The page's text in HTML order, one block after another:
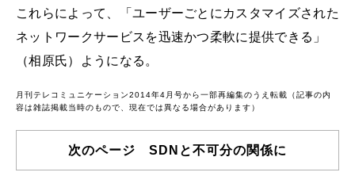
これらによって、「ユーザーごとにカスタマイズされた
ネットワークサービスを迅速かつ柔軟に提供できる」
（相原氏）ようになる。
月刊テレコミュニケーション2014年4月号から一部再編集のうえ転載（記事の内
容は雑誌掲載当時のもので、現在では異なる場合があります）
次のページ SDNと不可分の関係に